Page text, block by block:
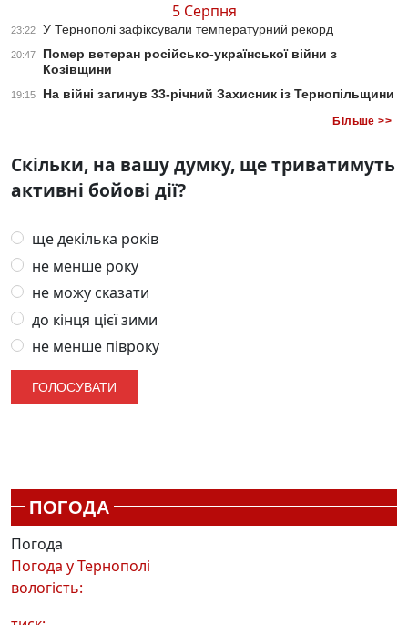
5 Серпня
23:22 У Тернополі зафіксували температурний рекорд
20:47
Помер ветеран російсько-української війни з
Козівщини
19:15 На війні загинув 33-річний Захисник із Тернопільщини
Більше >>
Скільки, на вашу думку, ще триватимуть
активні бойові дії?
ще декілька років
не менше року
не можу сказати
до кінця цієї зими
не менше півроку
ПОГОДА
Погода
Погода уТернополі
вологість: